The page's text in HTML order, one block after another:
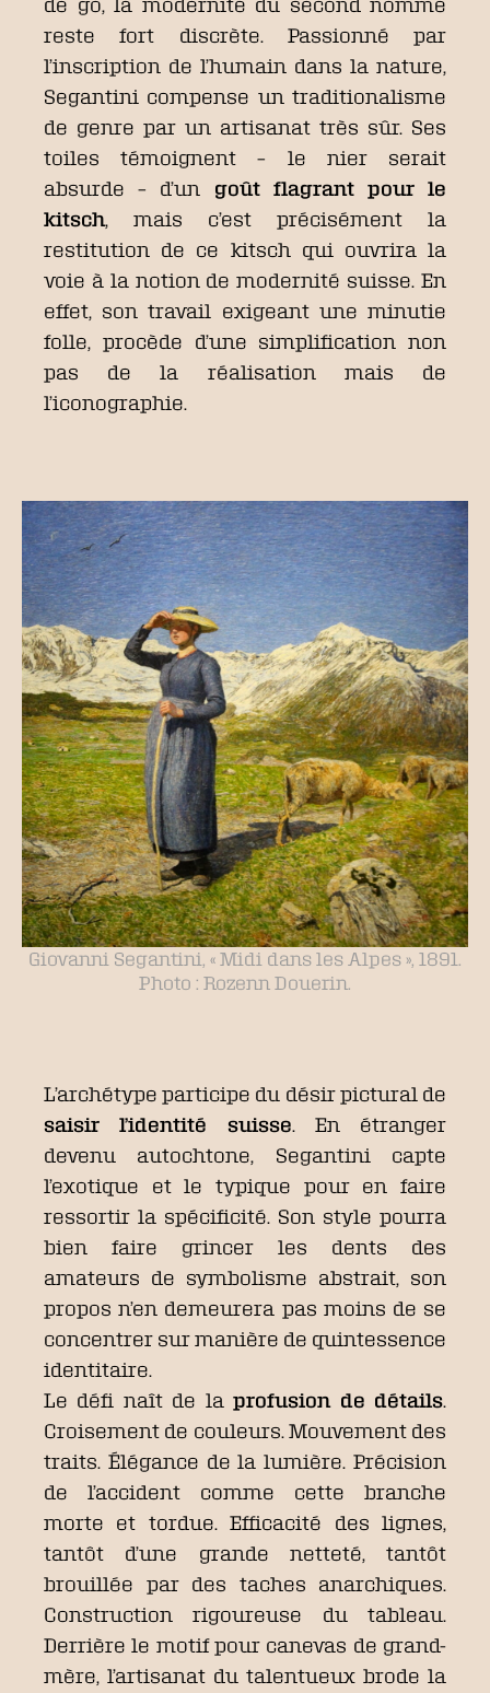
reste fort discrète. Passionné par
l’inscription de l’humain dans la nature,
Segantini compense un traditionalisme
de genre par un artisanat très sûr. Ses
toiles témoignent – le nier serait
absurde – d’un goût flagrant pour le
kitsch , mais c’est précisément la
restitution de ce kitsch qui ouvrira la
voie à la notion de modernité suisse. En
effet, son travail exigeant une minutie
folle, procède d’une simplification non
pas de la réalisation mais de
l’iconographie.
Giovanni Segantini, « Midi dans les Alpes », 1891.
Photo : Rozenn Douerin.
L’archétype participe du désir pictural de
saisir l’identité suisse . En étranger
devenu autochtone, Segantini capte
l’exotique et le typique pour en faire
ressortir la spécificité. Son style pourra
bien faire grincer les dents des
amateurs de symbolisme abstrait, son
propos n’en demeurera pas moins de se
concentrer sur manière de quintessence
identitaire.
Le défi naît de laprofusion de détails
Croisement de couleurs. Mouvement des
traits. Élégance de la lumière. Précision
de l’accident comme cette branche
morte et tordue. Efficacité des lignes,
tantôt d’une grande netteté, tantôt
brouillée par des taches anarchiques.
Construction rigoureuse du tableau.
Derrière le motif pour canevas de grand-
mère, l’artisanat du talentueux brode la